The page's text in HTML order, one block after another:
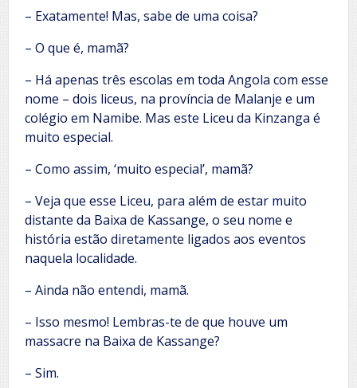
– Exatamente! Mas, sabe de uma coisa?
– O que é, mamã?
– Há apenas três escolas em toda Angola com esse
nome – dois liceus, na província de Malanje e um
colégio em Namibe. Mas este Liceu da Kinzanga é
muito especial.
– Como assim, ‘muito especial’, mamã?
– Veja que esse Liceu, para além de estar muito
distante da Baixa de Kassange, o seu nome e
história estão diretamente ligados aos eventos
naquela localidade.
– Ainda não entendi, mamã.
– Isso mesmo! Lembras-te de que houve um
massacre na Baixa de Kassange?
– Sim.